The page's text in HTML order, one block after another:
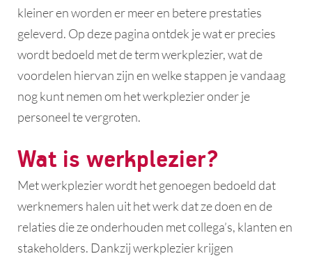
kleiner en worden er meer en betere prestaties
geleverd. Op deze pagina ontdek je wat er precies
wordt bedoeld met de term werkplezier, wat de
voordelen hiervan zijn en welke stappen je vandaag
nog kunt nemen om het werkplezier onder je
personeel te vergroten.
Wat is werkplezier?
Met werkplezier wordt het genoegen bedoeld dat
werknemers halen uit het werk dat ze doen en de
relaties die ze onderhouden met collega’s, klanten en
stakeholders. Dankzij werkplezier krijgen